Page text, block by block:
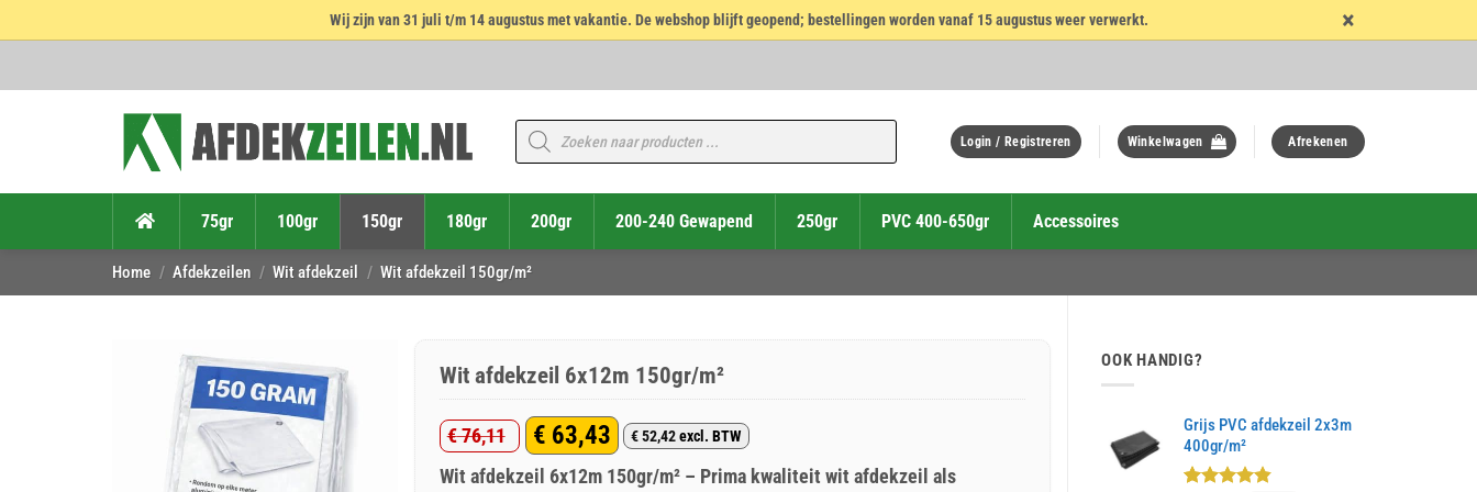
Wij zijn van 31 juli t/m 14 augustus met vakantie. De webshop blijft geopend; bestellingen worden vanaf 15 augustus weer verwerkt. ×
Producten
zoeken
Login / Registreren Winkelwagen Afrekenen
75gr 100gr 150gr 180gr 200gr 200-240 Gewapend 250gr PVC 400-650gr Accessoires
Home / Afdekzeilen / Wit afdekzeil / Wit afdekzeil 150gr/m²
OOK HANDIG?
Grijs PVC afdekzeil 2x3m
400gr/m²
Wit afdekzeil 6x12m 150gr/m²
€76,11
Oorspronkelijke
prijs
€ 63,43
Huidige
prijs
€52,42excl. BTW
Wit afdekzeil 6x12m 150gr/m² – Prima kwaliteit wit afdekzeil als